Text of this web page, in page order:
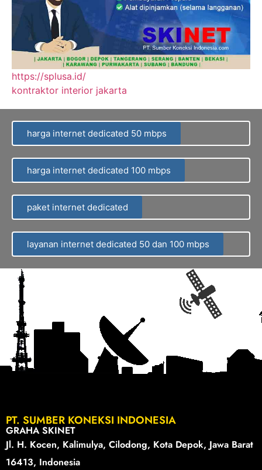
https://splusa.id/
kontraktor interior jakarta
harga internet dedicated 50 mbps
harga internet dedicated 100 mbps
paket internet dedicated
layanan internet dedicated 50 dan 100 mbps
PT. SUMBER KONEKSI INDONESIA
GRAHA SKINET
Jl. H. Kocen, Kalimulya, Cilodong, Kota Depok, Jawa Barat
16413, Indonesia